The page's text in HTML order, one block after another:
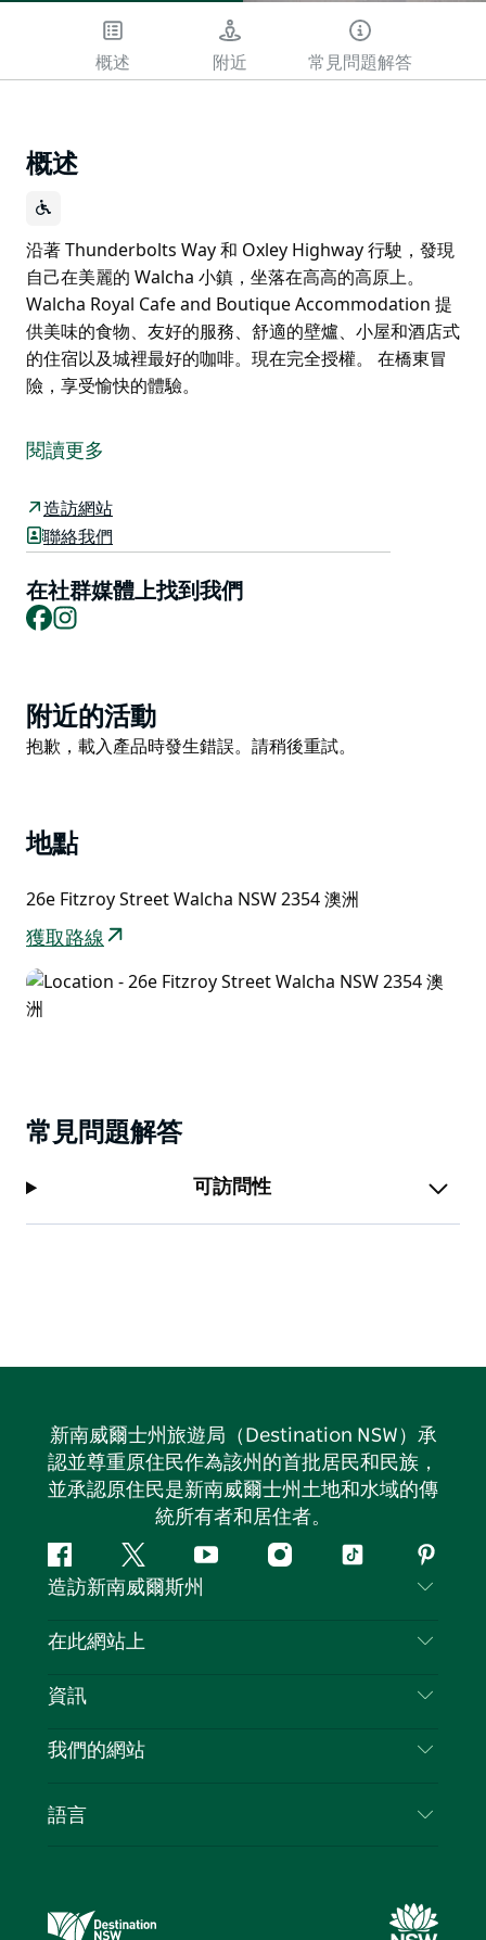
概述 附近 常見問題解答
概述
沿著 Thunderbolts Way 和 Oxley Highway 行駛，發現
自己在美麗的 Walcha 小鎮，坐落在高高的高原上。
Walcha Royal Cafe and Boutique Accommodation 提
供美味的食物、友好的服務、舒適的壁爐、小屋和酒店式
的住宿以及城裡最好的咖啡。現在完全授權。 在橋東冒
險，享受愉快的體驗。
自己在美麗的 Walcha 小鎮，坐落在高高的高原上。
供美味的食物、友好的服務、舒適的壁爐、小屋和酒店式
的住宿以及城裡最好的咖啡。現在完全授權。
閱讀更多
造訪網站
聯絡我們
在社群媒體上找到我們
Facebook
Product
List
附近的活動
Product
抱歉，載入產品時發生錯誤。請稍後重試。
地點
26e Fitzroy Street Walcha NSW 2354 澳洲
獲取路線
常見問題解答
可訪問性
新南威爾士州旅遊局（Destination NSW）承
認並尊重原住民作為該州的首批居民和民族，
並承認原住民是新南威爾士州土地和水域的傳
統所有者和居住者。
Facebook嘰
嘰
喳
Youtube Instagram
抖
造訪新南威爾斯州
聯絡我們
隱私
Cookie 通知
在此網站上
目的地
新南威爾斯州公路旅行
活動
資訊
旅行資訊
新南威爾斯的商業
我們的網站
語言